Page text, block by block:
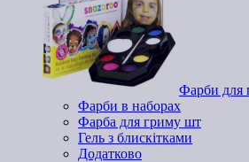
Фарби для
Фарби в наборах
Фарба для гриму шт
Гель з блискітками
Додатково